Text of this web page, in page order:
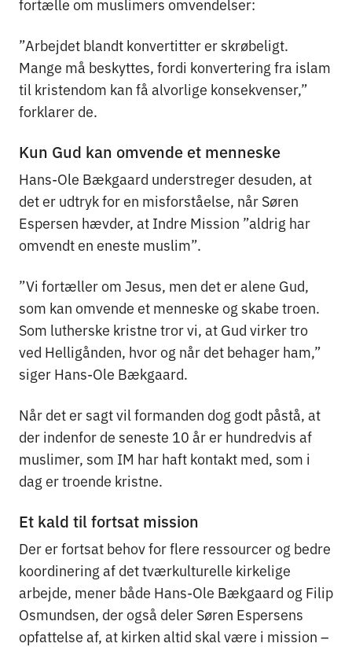
”Arbejdet blandt konvertitter er skrøbeligt.
Mange må beskyttes, fordi konvertering fra islam
til kristendom kan få alvorlige konsekvenser,”
forklarer de.
Kun Gud kan omvende et menneske
Hans-Ole Bækgaard understreger desuden, at
det er udtryk for en misforståelse, når Søren
Espersen hævder, at Indre Mission ”aldrig har
omvendt en eneste muslim”.
”Vi fortæller om Jesus, men det er alene Gud,
som kan omvende et menneske og skabe troen.
Som lutherske kristne tror vi, at Gud virker tro
ved Helligånden, hvor og når det behager ham,”
siger Hans-Ole Bækgaard.
Når det er sagt vil formanden dog godt påstå, at
der indenfor de seneste 10 år er hundredvis af
muslimer, som IM har haft kontakt med, som i
dag er troende kristne.
Et kald til fortsat mission
Der er fortsat behov for flere ressourcer og bedre
koordinering af det tværkulturelle kirkelige
arbejde, mener både Hans-Ole Bækgaard og Filip
Osmundsen, der også deler Søren Espersens
opfattelse af, at kirken altid skal være i mission –